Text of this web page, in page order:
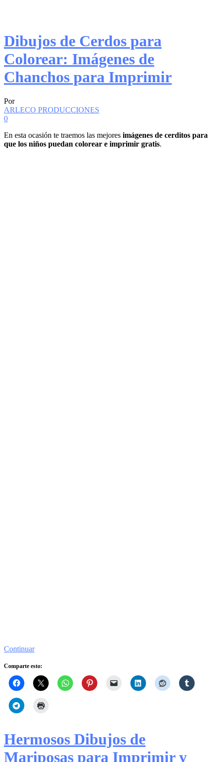
Dibujos de Cerdos para
Colorear: Imágenes de
Chanchos para Imprimir
Por
ARLECO PRODUCCIONES
0
En esta ocasión te traemos las mejores imágenes de cerditos para
que los niños puedan colorear e imprimir gratis.
Continuar
Comparte esto:
Hermosos Dibujos de
Mariposas para Imprimir y